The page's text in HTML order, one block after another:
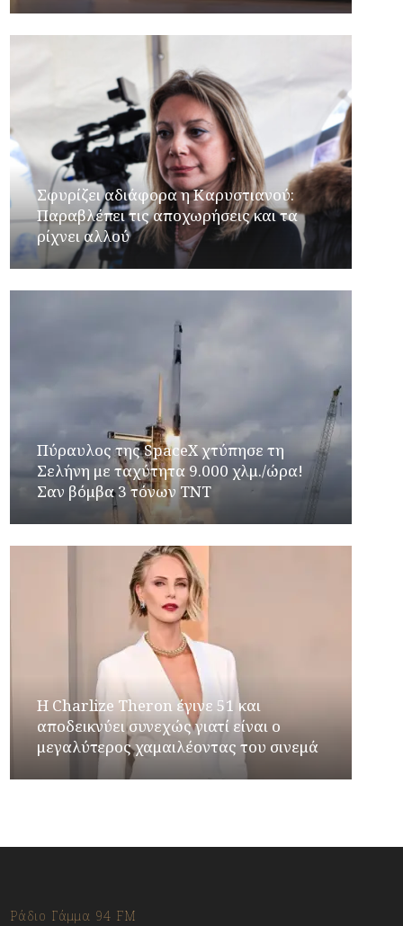
Σφυρίζει αδιάφορα η Καρυστιανού:
Παραβλέπει τις αποχωρήσεις και τα
ρίχνει αλλού
Πύραυλος της SpaceX χτύπησε τη
Σελήνη με ταχύτητα 9.000 χλμ./ώρα!
Σαν βόμβα 3 τόνων TNT
Η Charlize Theron έγινε 51 και
αποδεικνύει συνεχώς γιατί είναι ο
μεγαλύτερος χαμαιλέοντας του σινεμά
Ράδιο Γάμμα 94 FM